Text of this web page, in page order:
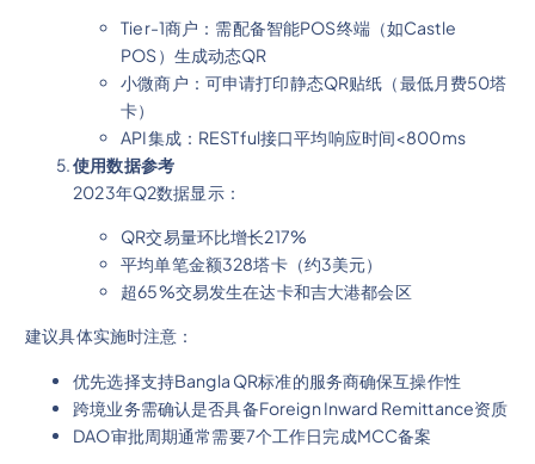
Tier-1商户：需配备智能POS终端（如Castle
POS）生成动态QR
小微商户：可申请打印静态QR贴纸（最低月费50塔
卡）
API集成：RESTful接口平均响应时间<800ms
使用数据参考
2023年Q2数据显示：
QR交易量环比增长217%
平均单笔金额328塔卡（约3美元）
超65%交易发生在达卡和吉大港都会区
建议具体实施时注意：
优先选择支持Bangla QR标准的服务商确保互操作性
跨境业务需确认是否具备Foreign Inward Remittance资质
DAO审批周期通常需要7个工作日完成MCC备案